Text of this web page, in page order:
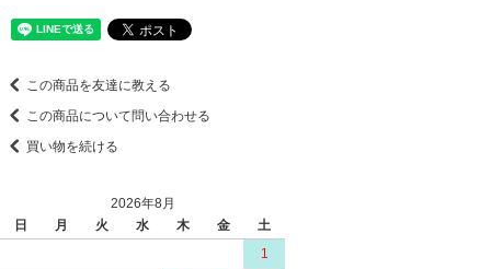
この商品を友達に教える
この商品について問い合わせる
買い物を続ける
2026年8月
日
月 火 水 木 金
土
1